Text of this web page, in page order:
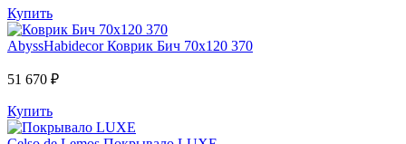
Купить
AbyssHabidecor Коврик Бич 70х120 370
51 670 ₽
Купить